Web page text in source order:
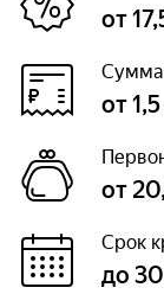
от
Сумма
от
от
Срок
до